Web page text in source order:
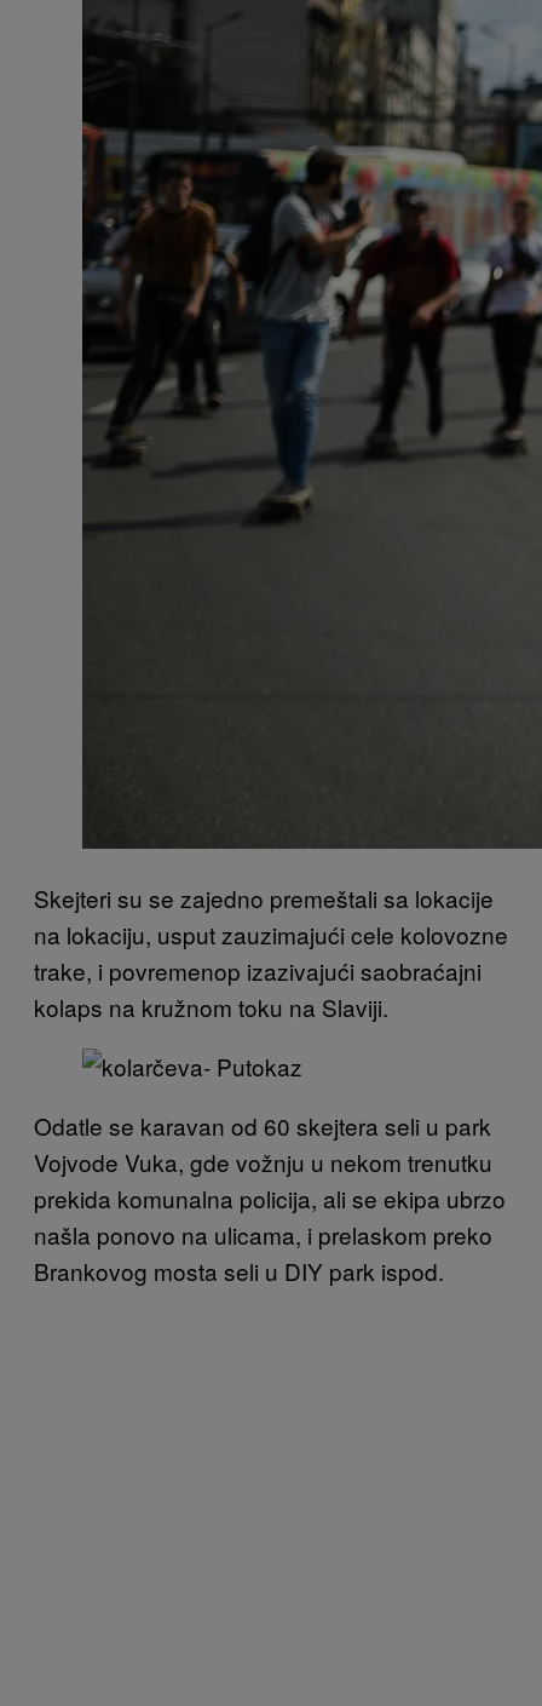
Skejteri su se zajedno premeštali sa lokacije
na lokaciju, usput zauzimajući cele kolovozne
trake, i povremenop izazivajući saobraćajni
kolaps na kružnom toku na Slaviji.
Odatle se karavan od 60 skejtera seli u park
Vojvode Vuka, gde vožnju u nekom trenutku
prekida komunalna policija, ali se ekipa ubrzo
našla ponovo na ulicama, i prelaskom preko
Brankovog mosta seli u DIY park ispod.